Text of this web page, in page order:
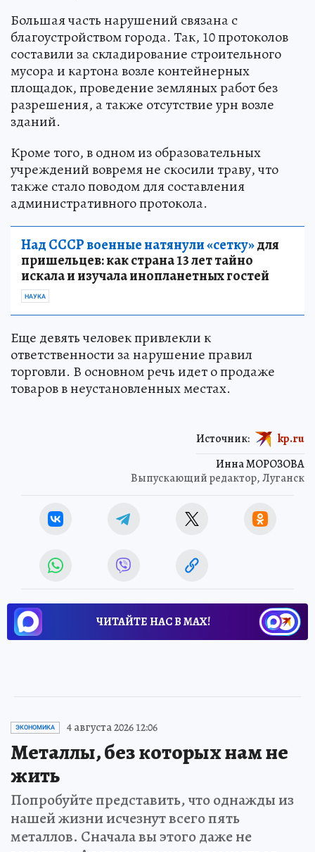
Большая часть нарушений связана с
благоустройством города. Так, 10 протоколов
составили за складирование строительного
мусора и картона возле контейнерных
площадок, проведение земляных работ без
разрешения, а также отсутствие урн возле
зданий.
Кроме того, в одном из образовательных
учреждений вовремя не скосили траву, что
также стало поводом для составления
административного протокола.
Над СССР военные натянули «сетку»для
пришельцев: как страна 13 лет тайно
искала и изучала инопланетных гостей
НАУКА
Еще девять человек привлекли к
ответственности за нарушение правил
торговли. В основном речь идет о продаже
товаров в неустановленных местах.
Инна МОРОЗОВА
Выпускающий редактор, Луганск
Источник: kp.ru
ЧИТАЙТЕ НАС В МАХ!
ЭКОНОМИКА 4 августа 2026 12:06
Металлы, без которых нам не
жить
Попробуйте представить, что однажды из
нашей жизни исчезнут всего пять
металлов. Сначала вы этого даже не